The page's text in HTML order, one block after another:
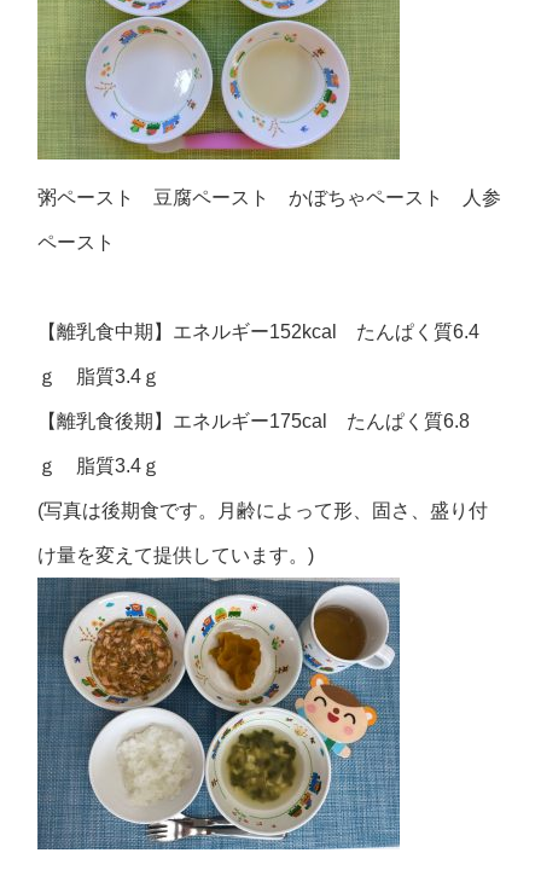
粥ペースト 豆腐ペースト かぼちゃペースト 人参
ペースト
【離乳食中期】エネルギー152kcal たんぱく質6.4
ｇ 脂質3.4ｇ
【離乳食後期】エネルギー175cal たんぱく質6.8
ｇ 脂質3.4ｇ
(写真は後期食です。月齢によって形、固さ、盛り付
け量を変えて提供しています。)